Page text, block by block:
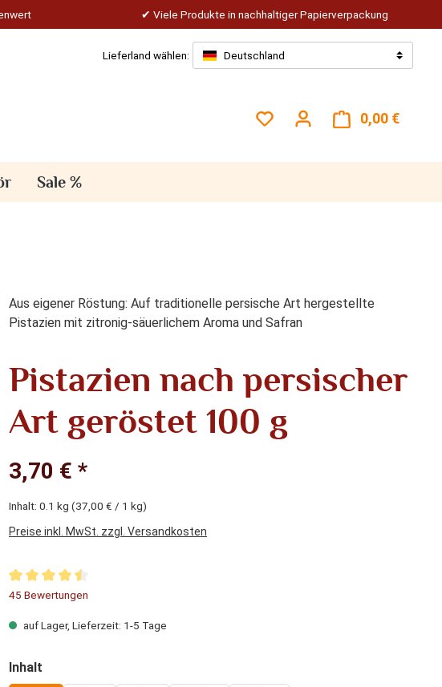
Viele Produkte in nachhaltiger Papierverpackung
Lieferland wählen: Deutschland
Du hast 0 Produkte auf
0,00 €
Sale %
Aus eigener Röstung: Auf traditionelle persische Art hergestellte
Pistazien mit zitronig-säuerlichem Aroma und Safran
Pistazien nach persischer
Art geröstet 100 g
3,70 € *
Inhalt: 0.1 kg (37,00 € / 1 kg)
Preise inkl. MwSt. zzgl. Versandkosten
Durchschnittliche Bewertung von 4.6 von 5 Sternen
45 Bewertungen
auf Lager, Lieferzeit: 1-5 Tage
Inhalt